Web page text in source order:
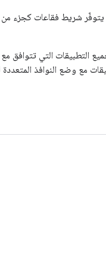
يتوفّر شريط فقاعات كجزء من
التطبيقات التي تتوافق
مع وضع النوافذ